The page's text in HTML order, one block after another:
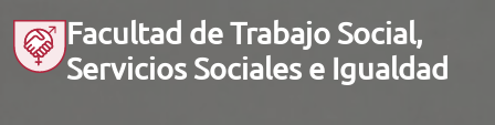
Facultad de Trabajo Social,
Servicios Sociales e Igualdad